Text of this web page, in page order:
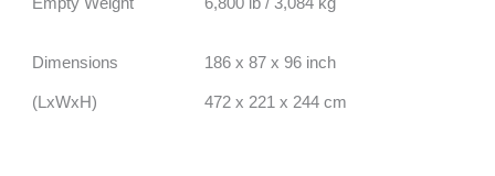
Dimensions
(LxWxH)
186 x 87 x 96 inch
472 x 221 x 244 cm